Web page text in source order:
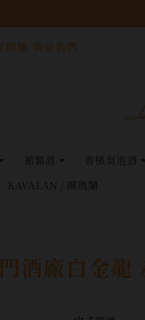
問題 聯絡我們
葡萄酒 香檳氣泡酒
KAVALAN / 噶瑪蘭
酒廠白金